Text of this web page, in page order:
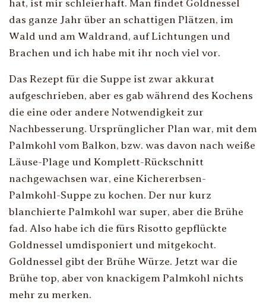
hat, ist mir schleierhaft. Man findet Goldnessel
das ganze Jahr über an schattigen Plätzen, im
Wald und am Waldrand, auf Lichtungen und
Brachen und ich habe mit ihr noch viel vor.
Das Rezept für die Suppe ist zwar akkurat
aufgeschrieben, aber es gab während des Kochens
die eine oder andere Notwendigkeit zur
Nachbesserung. Ursprünglicher Plan war, mit dem
Palmkohl vom Balkon, bzw. was davon nach weiße
Läuse-Plage und Komplett-Rückschnitt
nachgewachsen war, eine Kichererbsen-
Palmkohl-Suppe zu kochen. Der nur kurz
blanchierte Palmkohl war super, aber die Brühe
fad. Also habe ich die fürs Risotto gepflückte
Goldnessel umdisponiert und mitgekocht.
Goldnessel gibt der Brühe Würze. Jetzt war die
Brühe top, aber von knackigem Palmkohl nichts
mehr zu merken.